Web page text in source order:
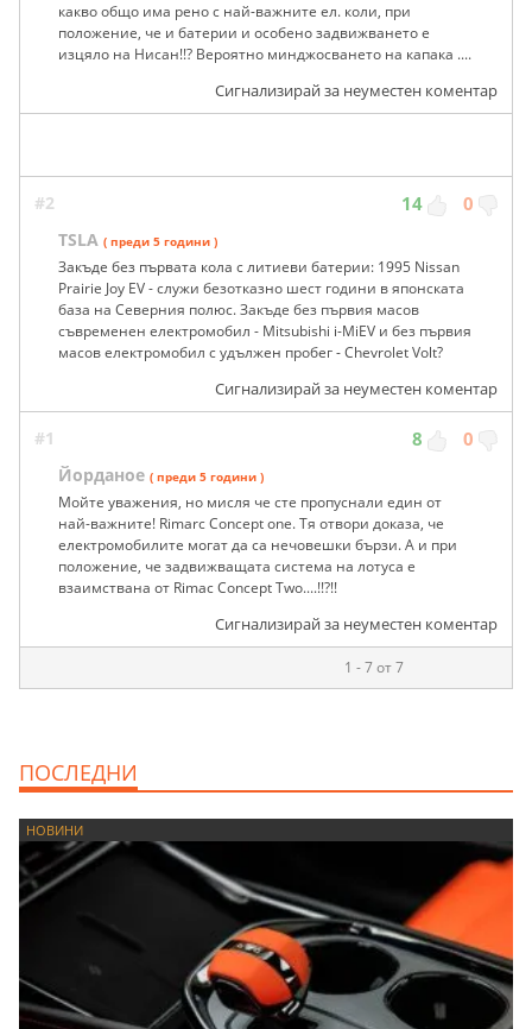
какво общо има рено с най-важните ел. коли, при
положение, че и батерии и особено задвижването е
изцяло на Нисан!!? Вероятно минджосването на капака ....
Сигнализирай за неуместен коментар
#2 14 0
TSLA ( преди 5 години )
Закъде без първата кола с литиеви батерии: 1995 Nissan
Prairie Joy EV - служи безотказно шест години в японската
база на Северния полюс. Закъде без първия масов
съвременен електромобил - Mitsubishi i-MiEV и без първия
масов електромобил с удължен пробег - Chevrolet Volt?
Сигнализирай за неуместен коментар
#1 8 0
Йорданое ( преди 5 години )
Мойте уважения, но мисля че сте пропуснали един от
най-важните! Rimarc Concept one. Тя отвори доказа, че
електромобилите могат да са нечовешки бързи. А и при
положение, че задвижващата система на лотуса е
взаимствана от Rimac Concept Two....!!?!!
Сигнализирай за неуместен коментар
1 - 7 от 7
ПОСЛЕДНИ
НОВИНИ